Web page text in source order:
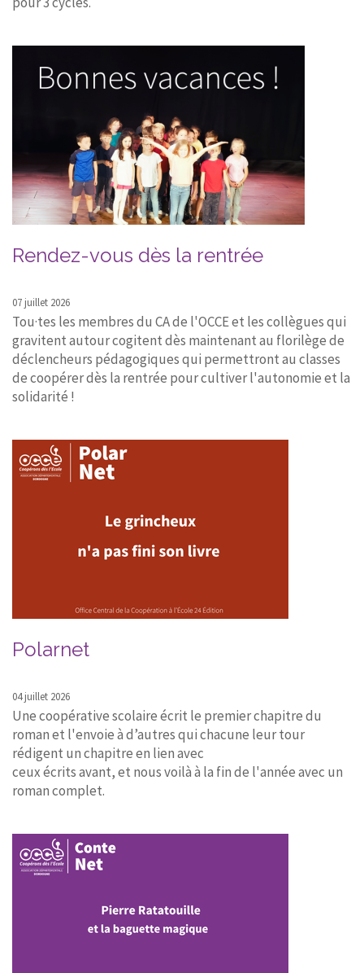
Rendez-vous dès la rentrée
07 juillet 2026
Tou·tes les membres du CA de l'OCCE et les collègues qui
gravitent autour cogitent dès maintenant au florilège de
déclencheurs pédagogiques qui permettront au classes
de coopérer dès la rentrée pour cultiver l'autonomie et la
solidarité !
Polarnet
04 juillet 2026
Une coopérative scolaire écrit le premier chapitre du
roman et l'envoie à d’autres qui chacune leur tour
rédigent un chapitre en lien avec
ceux écrits avant, et nous voilà à la fin de l'année avec un
roman complet.